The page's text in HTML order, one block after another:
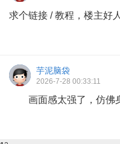
求个链接 / 教程，楼主好
芋泥脑袋
2026-7-28 00:33:11
画面感太强了，仿佛